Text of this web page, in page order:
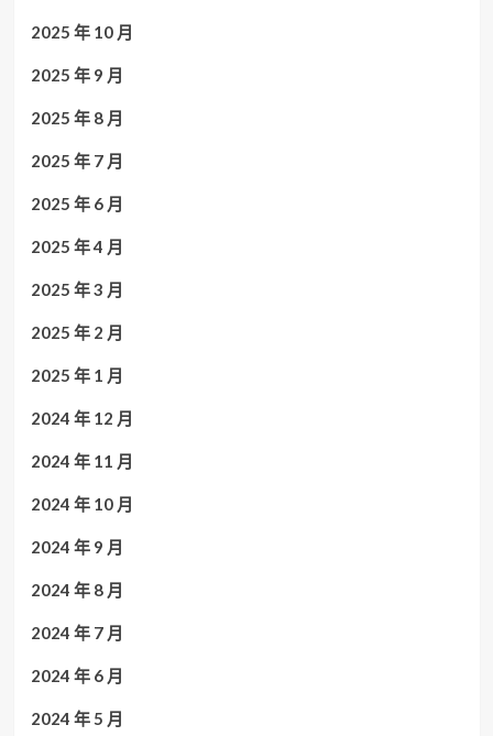
2025 年 10 月
2025 年 9 月
2025 年 8 月
2025 年 7 月
2025 年 6 月
2025 年 4 月
2025 年 3 月
2025 年 2 月
2025 年 1 月
2024 年 12 月
2024 年 11 月
2024 年 10 月
2024 年 9 月
2024 年 8 月
2024 年 7 月
2024 年 6 月
2024 年 5 月